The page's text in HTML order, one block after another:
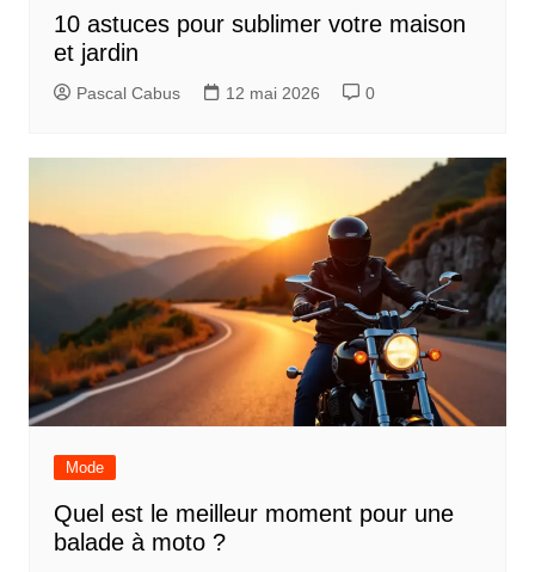
10 astuces pour sublimer votre maison
et jardin
Pascal Cabus 12 mai 2026 0
Mode
Quel est le meilleur moment pour une
balade à moto ?